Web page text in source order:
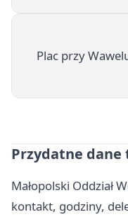
Plac przy
Przydatne dane
Małopolski Oddział
kontakt, godziny,